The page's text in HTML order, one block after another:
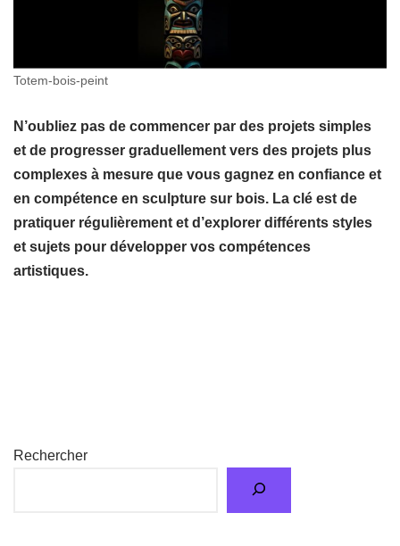
Totem-bois-peint
N’oubliez pas de commencer par des projets simples
et de progresser graduellement vers des projets plus
complexes à mesure que vous gagnez en confiance et
en compétence en sculpture sur bois. La clé est de
pratiquer régulièrement et d’explorer différents styles
et sujets pour développer vos compétences
artistiques.
Rechercher